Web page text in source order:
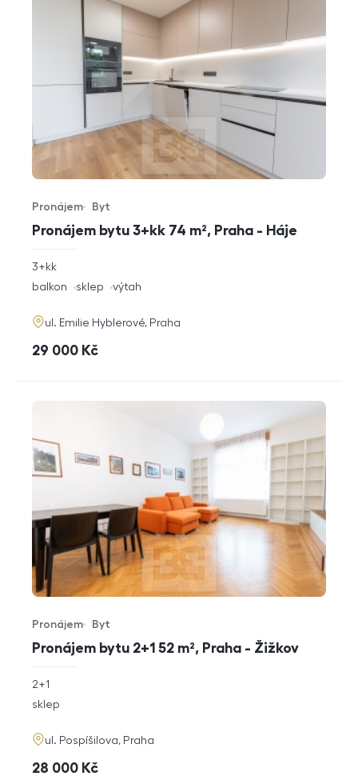
Pronájem bytu 3+kk 74 m², Praha - Háje
Typ nabídky
Pronájem
Typ nemovitosti
Byt
rozměry
3+kk
funkce
balkon sklep výtah
adresa
ul. Emilie Hyblerové, Praha
cena
29 000 Kč
Pronájem bytu 2+1 52 m², Praha - Žižkov
Typ nabídky
Pronájem
Typ nemovitosti
Byt
rozměry
2+1
funkce
sklep
adresa
ul. Pospíšilova, Praha
cena
28 000 Kč